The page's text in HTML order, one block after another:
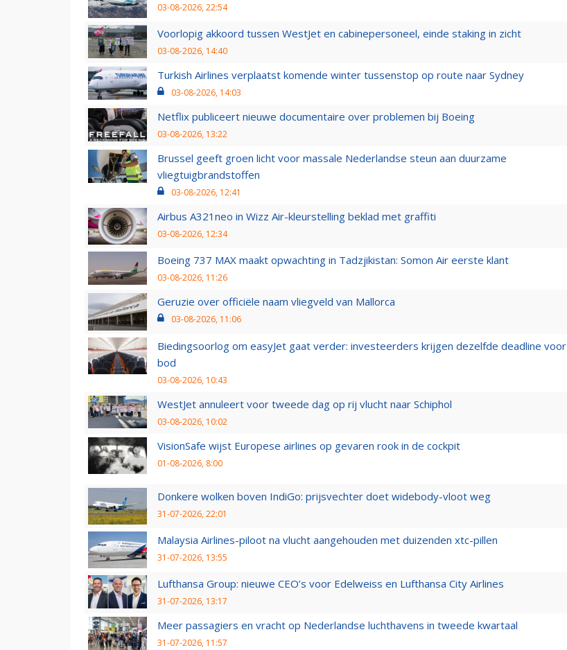
03-08-2026, 22:54
Voorlopig akkoord tussen WestJet en cabinepersoneel, einde staking in zicht
03-08-2026, 14:40
Turkish Airlines verplaatst komende winter tussenstop op route naar Sydney
03-08-2026, 14:03
Netflix publiceert nieuwe documentaire over problemen bij Boeing
03-08-2026, 13:22
Brussel geeft groen licht voor massale Nederlandse steun aan duurzame
vliegtuigbrandstoffen
03-08-2026, 12:41
Airbus A321neo in Wizz Air-kleurstelling beklad met graffiti
03-08-2026, 12:34
Boeing 737 MAX maakt opwachting in Tadzjikistan: Somon Air eerste klant
03-08-2026, 11:26
Geruzie over officiële naam vliegveld van Mallorca
03-08-2026, 11:06
Biedingsoorlog om easyJet gaat verder: investeerders krijgen dezelfde deadline voor
bod
03-08-2026, 10:43
WestJet annuleert voor tweede dag op rij vlucht naar Schiphol
03-08-2026, 10:02
VisionSafe wijst Europese airlines op gevaren rook in de cockpit
01-08-2026, 8:00
Donkere wolken boven IndiGo: prijsvechter doet widebody-vloot weg
31-07-2026, 22:01
Malaysia Airlines-piloot na vlucht aangehouden met duizenden xtc-pillen
31-07-2026, 13:55
Lufthansa Group: nieuwe CEO’s voor Edelweiss en Lufthansa City Airlines
31-07-2026, 13:17
Meer passagiers en vracht op Nederlandse luchthavens in tweede kwartaal
31-07-2026, 11:57